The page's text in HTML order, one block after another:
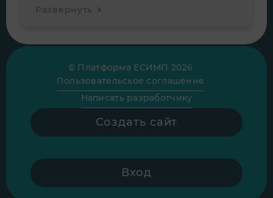
Развернуть
© Платформа ЕСИМП 2026
Пользовательское соглашение
Написать разработчику
Создать сайт
Вход